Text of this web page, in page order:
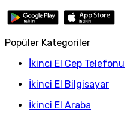
Popüler Kategoriler
İkinci El Cep Telefonu
İkinci El Bilgisayar
İkinci El Araba